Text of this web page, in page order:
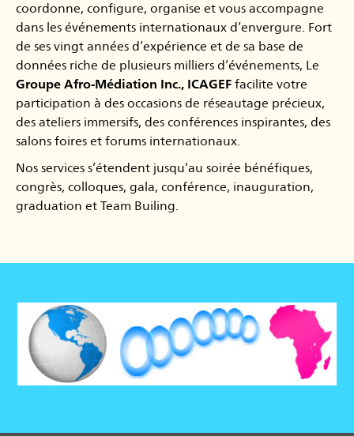
coordonne, configure, organise et vous accompagne
dans les événements internationaux d’envergure. Fort
de ses vingt années d’expérience et de sa base de
données riche de plusieurs milliers d’événements, Le
Groupe Afro-Médiation Inc., ICAGEF facilite votre
participation à des occasions de réseautage précieux,
des ateliers immersifs, des conférences inspirantes, des
salons foires et forums internationaux.
Nos services s’étendent jusqu’au soirée bénéfiques,
congrès, colloques, gala, conférence, inauguration,
graduation et Team Builing.